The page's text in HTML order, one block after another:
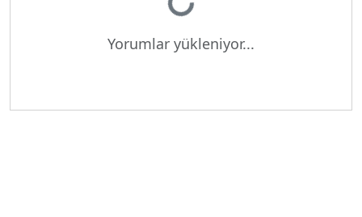
Yükleniyor...
Yorumlar yükleniyor...